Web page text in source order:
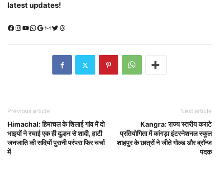
latest updates!
Facebook
Instagram
YouTube
WhatsApp
Google
MailX (Twitter)
Threads
Previous article
Himachal: हिमाचल के शिलाई गांव में दो
भाइयों ने रचाई एक ही दुल्हन से शादी, हाटी
जनजाति की सदियों पुरानी परंपरा फिर चर्चा
में
Next article
Kangra: राज्य स्तरीय कराटे
प्रतियोगिता में कांगड़ा इंटरनेशनल स्कूल
शाहपुर के छात्रों ने जीते गोल्ड और ब्रॉन्ज
पदक